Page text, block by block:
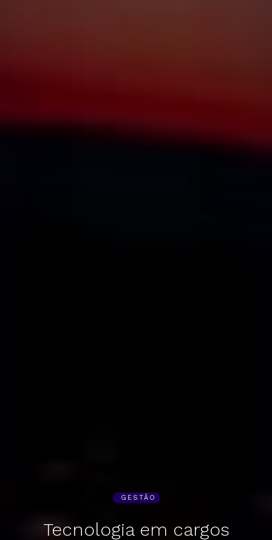
GESTÃO
Tecnologia em cargos